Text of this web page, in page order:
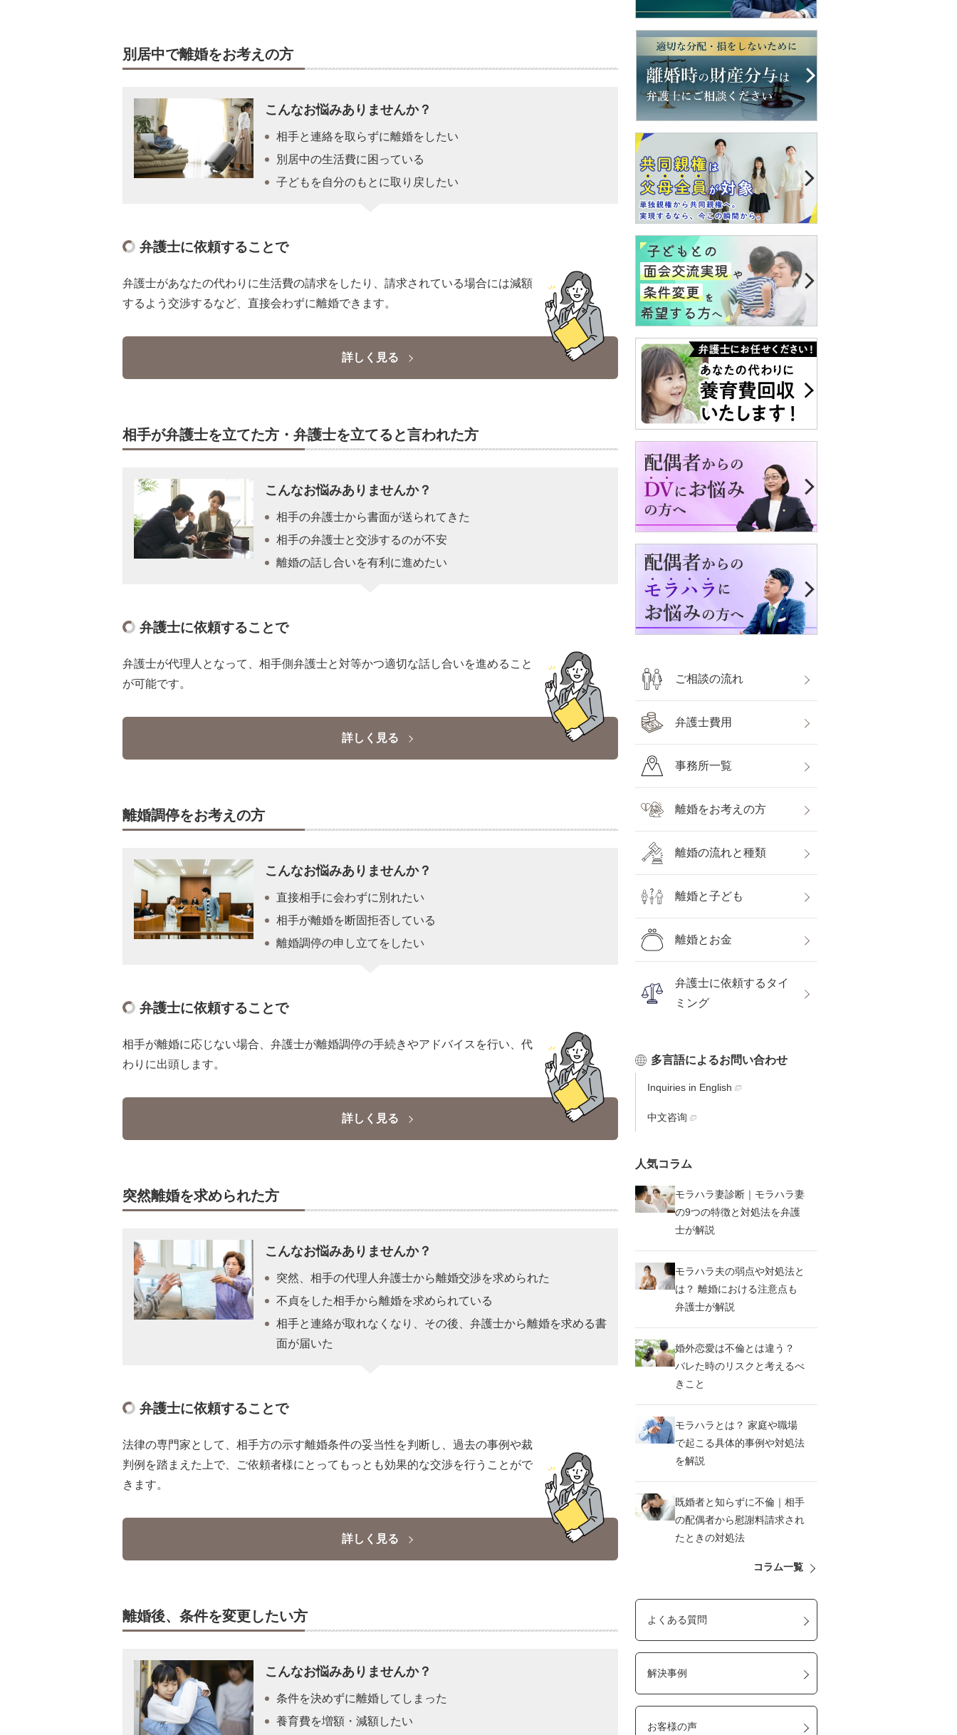
別居中で離婚をお考えの方
こんなお悩みありませんか？
相手と連絡を取らずに離婚をしたい
別居中の生活費に困っている
子どもを自分のもとに取り戻したい
弁護士に依頼することで
弁護士があなたの代わりに生活費の請求をしたり、請求されている場合には減額
するよう交渉するなど、直接会わずに離婚できます。
詳しく見る
相手が弁護士を立てた方・弁護士を立てると言われた方
こんなお悩みありませんか？
相手の弁護士から書面が送られてきた
相手の弁護士と交渉するのが不安
離婚の話し合いを有利に進めたい
弁護士に依頼することで
弁護士が代理人となって、相手側弁護士と対等かつ適切な話し合いを進めること
が可能です。
詳しく見る
離婚調停をお考えの方
こんなお悩みありませんか？
直接相手に会わずに別れたい
相手が離婚を断固拒否している
離婚調停の申し立てをしたい
弁護士に依頼することで
相手が離婚に応じない場合、弁護士が離婚調停の手続きやアドバイスを行い、代
わりに出頭します。
詳しく見る
突然離婚を求められた方
こんなお悩みありませんか？
突然、相手の代理人弁護士から離婚交渉を求められた
不貞をした相手から離婚を求められている
相手と連絡が取れなくなり、その後、弁護士から離婚を求める書
面が届いた
弁護士に依頼することで
法律の専門家として、相手方の示す離婚条件の妥当性を判断し、過去の事例や裁
判例を踏まえた上で、ご依頼者様にとってもっとも効果的な交渉を行うことがで
きます。
詳しく見る
離婚後、条件を変更したい方
こんなお悩みありませんか？
条件を決めずに離婚してしまった
養育費を増額・減額したい
ご相談の流れ
弁護士費用
事務所一覧
離婚をお考えの方
離婚の流れと種類
離婚と子ども
離婚とお金
弁護士に依頼するタイ
ミング
多言語によるお問い合わせ
Inquiries in English
中文咨询
人気コラム
モラハラ妻診断｜モラハラ妻
の9つの特徴と対処法を弁護
士が解説
モラハラ夫の弱点や対処法と
は？ 離婚における注意点も
弁護士が解説
婚外恋愛は不倫とは違う？
バレた時のリスクと考えるべ
きこと
モラハラとは？ 家庭や職場
で起こる具体的事例や対処法
を解説
既婚者と知らずに不倫｜相手
の配偶者から慰謝料請求され
たときの対処法
コラム一覧
よくある質問
解決事例
お客様の声